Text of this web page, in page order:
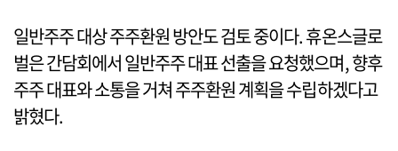
일반주주 대상 주주환원 방안도 검토 중이다. 휴온스글로
벌은 간담회에서 일반주주 대표 선출을 요청했으며, 향후
주주 대표와 소통을 거쳐 주주환원 계획을 수립하겠다고
밝혔다.